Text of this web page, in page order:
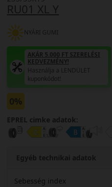
RU01 XL Y
NYÁRI GUMI
AKÁR 5.000 FT SZERELÉSI
KEDVEZMÉNY!
Használja a LENDÜLET
kuponkódot!
0%
EPREL cimke adatok:
Egyéb technikai adatok
Sebesség index